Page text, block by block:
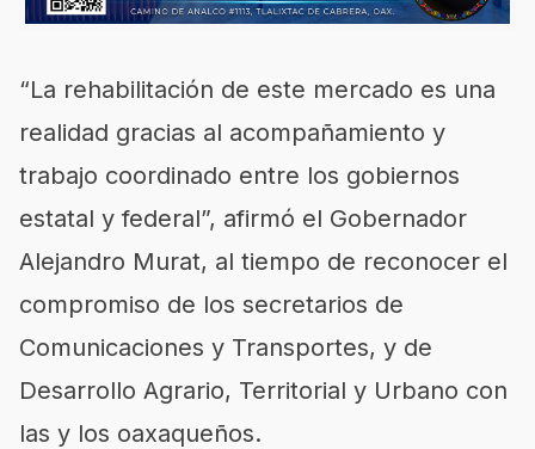
“La rehabilitación de este mercado es una
realidad gracias al acompañamiento y
trabajo coordinado entre los gobiernos
estatal y federal”, afirmó el Gobernador
Alejandro Murat, al tiempo de reconocer el
compromiso de los secretarios de
Comunicaciones y Transportes, y de
Desarrollo Agrario, Territorial y Urbano con
las y los oaxaqueños.